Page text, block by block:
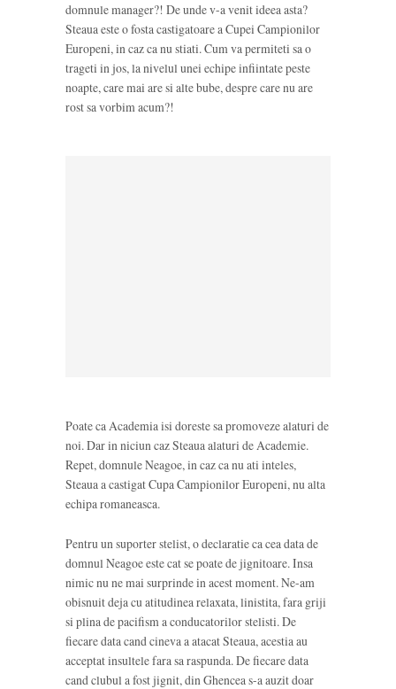
domnule manager?! De unde v-a venit ideea asta?
Steaua este o fosta castigatoare a Cupei Campionilor
Europeni, in caz ca nu stiati. Cum va permiteti sa o
trageti in jos, la nivelul unei echipe infiintate peste
noapte, care mai are si alte bube, despre care nu are
rost sa vorbim acum?!
Poate ca Academia isi doreste sa promoveze alaturi de
noi. Dar in niciun caz Steaua alaturi de Academie.
Repet, domnule Neagoe, in caz ca nu ati inteles,
Steaua a castigat Cupa Campionilor Europeni, nu alta
echipa romaneasca.
Pentru un suporter stelist, o declaratie ca cea data de
domnul Neagoe este cat se poate de jignitoare. Insa
nimic nu ne mai surprinde in acest moment. Ne-am
obisnuit deja cu atitudinea relaxata, linistita, fara griji
si plina de pacifism a conducatorilor stelisti. De
fiecare data cand cineva a atacat Steaua, acestia au
acceptat insultele fara sa raspunda. De fiecare data
cand clubul a fost jignit, din Ghencea s-a auzit doar